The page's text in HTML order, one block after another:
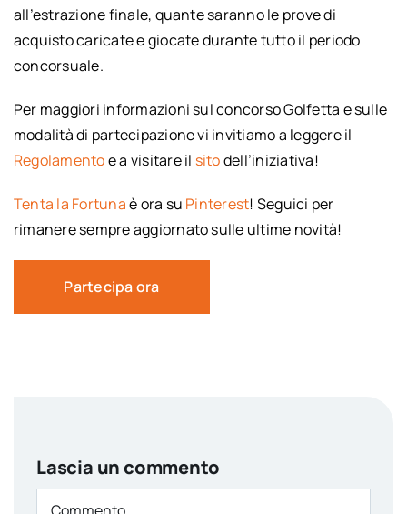
all’estrazione finale, quante saranno le prove di
acquisto caricate e giocate durante tutto il periodo
concorsuale.
Per maggiori informazioni sul concorso Golfetta e sulle
modalità di partecipazione vi invitiamo a leggere il
Regolamentoe a visitare il sitodell’iniziativa!
Tenta la Fortunaè ora su Pinterest! Seguici per
rimanere sempre aggiornato sulle ultime novità!
Partecipa ora
Lascia un commento
Comment